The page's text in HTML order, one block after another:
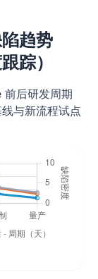
趋势
踪）
后研发周期
与新流程试点